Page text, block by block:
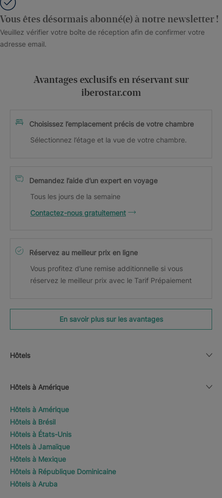
Vous êtes désormais abonné(e) à notre newsletter !
Veuillez vérifier votre boîte de réception afin de confirmer votre
adresse email.
Avantages exclusifs en réservant sur
iberostar.com
Choisissez l’emplacement précis de votre chambre
Sélectionnez l’étage et la vue de votre chambre.
Demandez l’aide d’un expert en voyage
Tous les jours de la semaine
Contactez-nous gratuitement
Réservez au meilleur prix en ligne
Vous profitez d’une remise additionnelle si vous
réservez le meilleur prix avec le Tarif Prépaiement
En savoir plus sur les avantages
Hôtels
Hôtels à Amérique
Hôtels à Amérique
Hôtels à Brésil
Hôtels à États-Unis
Hôtels à Jamaïque
Hôtels à Mexique
Hôtels à République Dominicaine
Hôtels à Aruba